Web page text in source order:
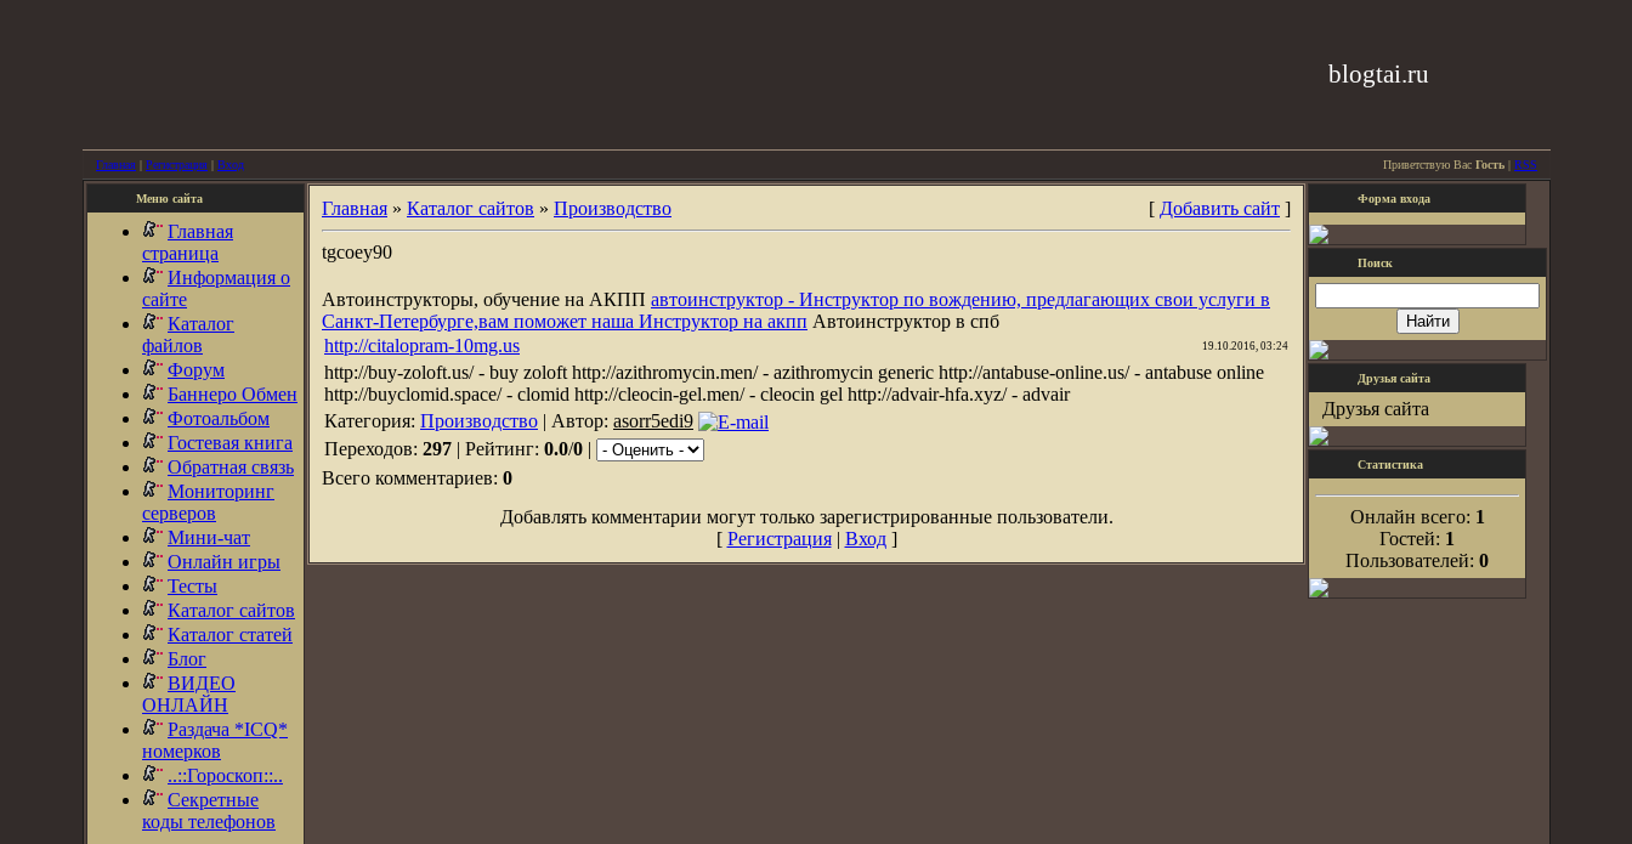
blogtai.ru
Главная | Регистрация | Вход Приветствую Вас Гость | RSS
Меню сайта
Главная
страница
Информация о
сайте
Каталог
файлов
Форум
Баннеро Обмен
Фотоальбом
Гостевая книга
Обратная связь
Мониторинг
серверов
Мини-чат
Онлайн игры
Тесты
Каталог сайтов
Каталог статей
Блог
ВИДЕО
ОНЛАЙН
Раздача *ICQ*
номерков
..::Гороскоп::..
Секретные
коды телефонов
Главная » Каталог сайтов » Производство [ Добавить сайт ]
tgcoey90
Автоинструкторы, обучение на АКПП автоинструктор - Инструктор по вождению, предлагающих свои услуги в
Санкт-Петербурге,вам поможет наша Инструктор на акпп Автоинструктор в спб
http://citalopram-10mg.us
19.10.2016, 03:24
http://buy-zoloft.us/ - buy zoloft http://azithromycin.men/ - azithromycin generic http://antabuse-online.us/ - antabuse online
http://buyclomid.space/ - clomid http://cleocin-gel.men/ - cleocin gel http://advair-hfa.xyz/ - advair
Категория: Производство | Автор: asorr5edi9
Переходов: 297 | Рейтинг: 0.0/0 |
Всего комментариев: 0
Добавлять комментарии могут только зарегистрированные пользователи.
[ Регистрация| Вход]
Форма входа
Поиск
Друзья сайта
Друзья сайта
Статистика
Онлайн всего: 1
Гостей: 1
Пользователей: 0